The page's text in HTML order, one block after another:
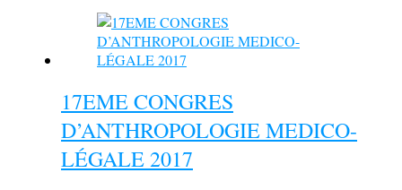
17EME CONGRES
D’ANTHROPOLOGIE MEDICO-
LÉGALE 2017